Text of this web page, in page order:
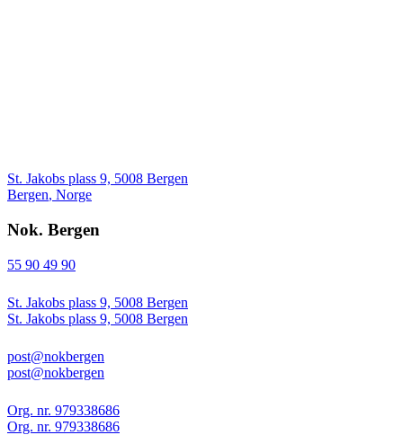
St. Jakobs plass 9, 5008 Bergen
Bergen, Norge
Nok. Bergen
55 90 49 90
St. Jakobs plass 9, 5008 Bergen
St. Jakobs plass 9, 5008 Bergen
post@nokbergen
post@nokbergen
Org. nr. 979338686
Org. nr. 979338686